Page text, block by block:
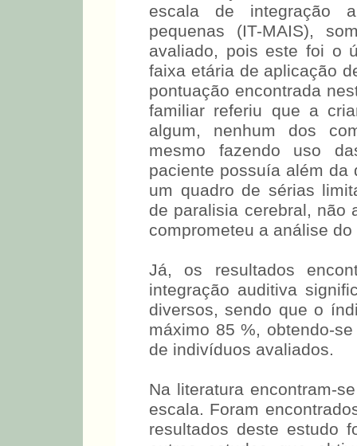
Com relação aos
escala de integração
pequenas (IT-MAIS),
avaliado, pois este foi o
faixa etária de aplicação
pontuação encontrada
familiar referiu que a
algum, nenhum dos
mesmo fazendo uso
paciente possuía além da
um quadro de sérias
de paralisia cerebral, não
Já, os resultados
integração auditiva
diversos, sendo que o
máximo 85 %, obtendo-
Na literatura encontram-
escala. Foram